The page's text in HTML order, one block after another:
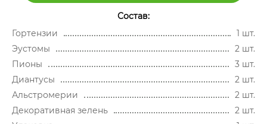
Состав:
Гортензии
1 шт.
Эустомы
2 шт.
Пионы
3 шт.
Диантусы
2 шт.
Альстромерии
2 шт.
Декоративная зелень
2 шт.